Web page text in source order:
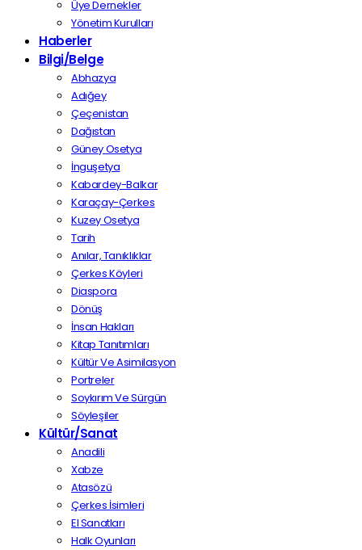
Üye Dernekler
Yönetim Kurulları
Haberler
Bilgi/Belge
Abhazya
Adığey
Çeçenistan
Dağıstan
Güney Osetya
İnguşetya
Kabardey-Balkar
Karaçay-Çerkes
Kuzey Osetya
Tarih
Anılar, Tanıklıklar
Çerkes Köyleri
Diaspora
Dönüş
İnsan Hakları
Kitap Tanıtımları
Kültür Ve Asimilasyon
Portreler
Soykırım Ve Sürgün
Söyleşiler
Kültür/Sanat
Anadili
Xabze
Atasözü
Çerkes İsimleri
El Sanatları
Halk Oyunları